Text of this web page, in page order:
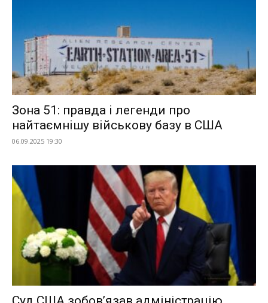
Зона 51: правда і легенди про
найтаємнішу військову базу в США
06.09.2025 19:30